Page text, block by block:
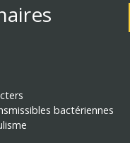
bactériennes